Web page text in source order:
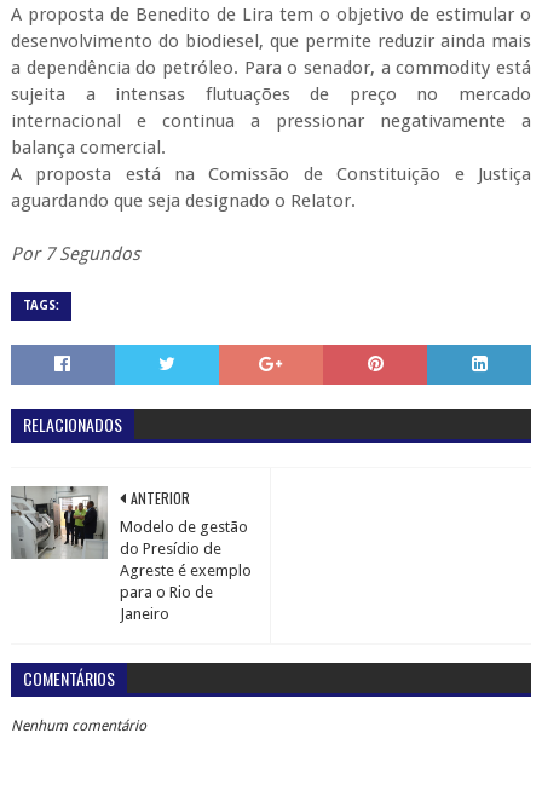
A proposta de Benedito de Lira tem o objetivo de estimular o
desenvolvimento do biodiesel, que permite reduzir ainda mais
a dependência do petróleo. Para o senador, acommodity está
sujeita a intensas flutuações de preço no mercado
internacional e continua a pressionar negativamente a
balança comercial.
A proposta está na Comissão de Constituição e Justiça
aguardando que seja designado o Relator.
Por 7 Segundos
TAGS:
RELACIONADOS
ANTERIOR
Modelo de gestão
do Presídio de
Agreste é exemplo
para o Rio de
Janeiro
COMENTÁRIOS
Nenhum comentário